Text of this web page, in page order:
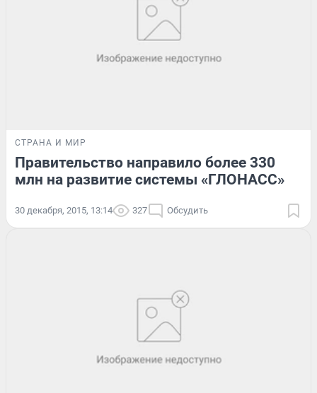
СТРАНА И МИР
Правительство направило более 330
млн на развитие системы «ГЛОНАСС»
30 декабря, 2015, 13:14 327 Обсудить